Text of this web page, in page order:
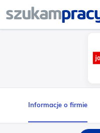
Informacje o firmie